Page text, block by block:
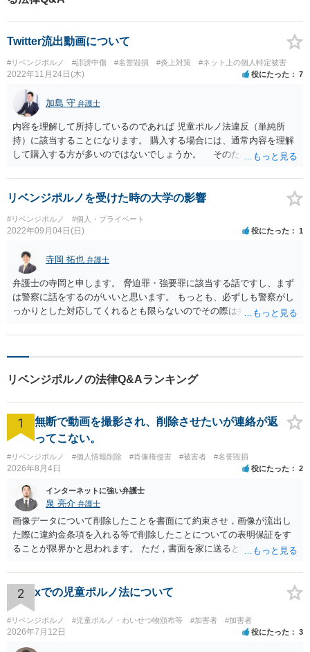
Twitter流出動画について
#リベンジポルノ #誹謗中傷 #名誉毀損 #炎上対策 #ネット上の個人特定被害
2022年11月24日(木) 役にたった 7
加島 守 弁護士
内容を理解して所持しているのであれば 児童ポルノ法違反（単純所
持）に該当することになります。 購入する場合には、通常内容を理解
して購入する方が多いのではないでしょうか。 そのため、罪になり
リベンジポルノを受けた時の大学の影響
#リベンジポルノ #個人・プライベート
2022年09月04日(日) 役にたった 1
寺岡 拓也 弁護士
弁護士の寺岡と申します。 脅迫罪・強要罪に該当する話ですし、まず
は警察に話をするのがいいと思います。 もっとも、必ずしも警察がし
っかりとした対応してくれるとも限らないのでその際は弁護士のとこ
も、撮られた側を停学とするのは大学の対応として通常は考えられな
リベンジポルノの法律Q&Aランキング
1
無断で動画を撮影され、削除させたいが連絡が返
ってこない。
#リベンジポルノ #個人情報削除 #肖像権侵害 #被害者 #名誉毀損
2026年8月4日 役にたった 2
インターネットに強い弁護士
泉 亮介 弁護士
画像データについて削除したことを書面にて約束させ，画像が流出し
た際に違約金条項を入れる等で削除したことについての表明保証をす
ることが限界かと思われます。 ただ，書面を家に送ると家族に不貞行
除等を求めることは避けたほうが良いかと思われます。
2 xでの児童ポルノ法について
#リベンジポルノ #児童ポルノ・わいせつ物頒布等 #加害者 #加害者
2026年7月12日 役にたった 3